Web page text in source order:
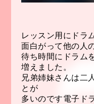
レッスン用にドラ
面白がって他の人
待ち時間にドラム
増えました。
兄弟姉妹さんは二
とが
多いのです電子ド